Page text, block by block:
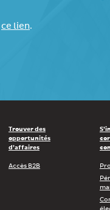
ce lien.
Trouver des
opportunités
d’affaires
Accès B2B